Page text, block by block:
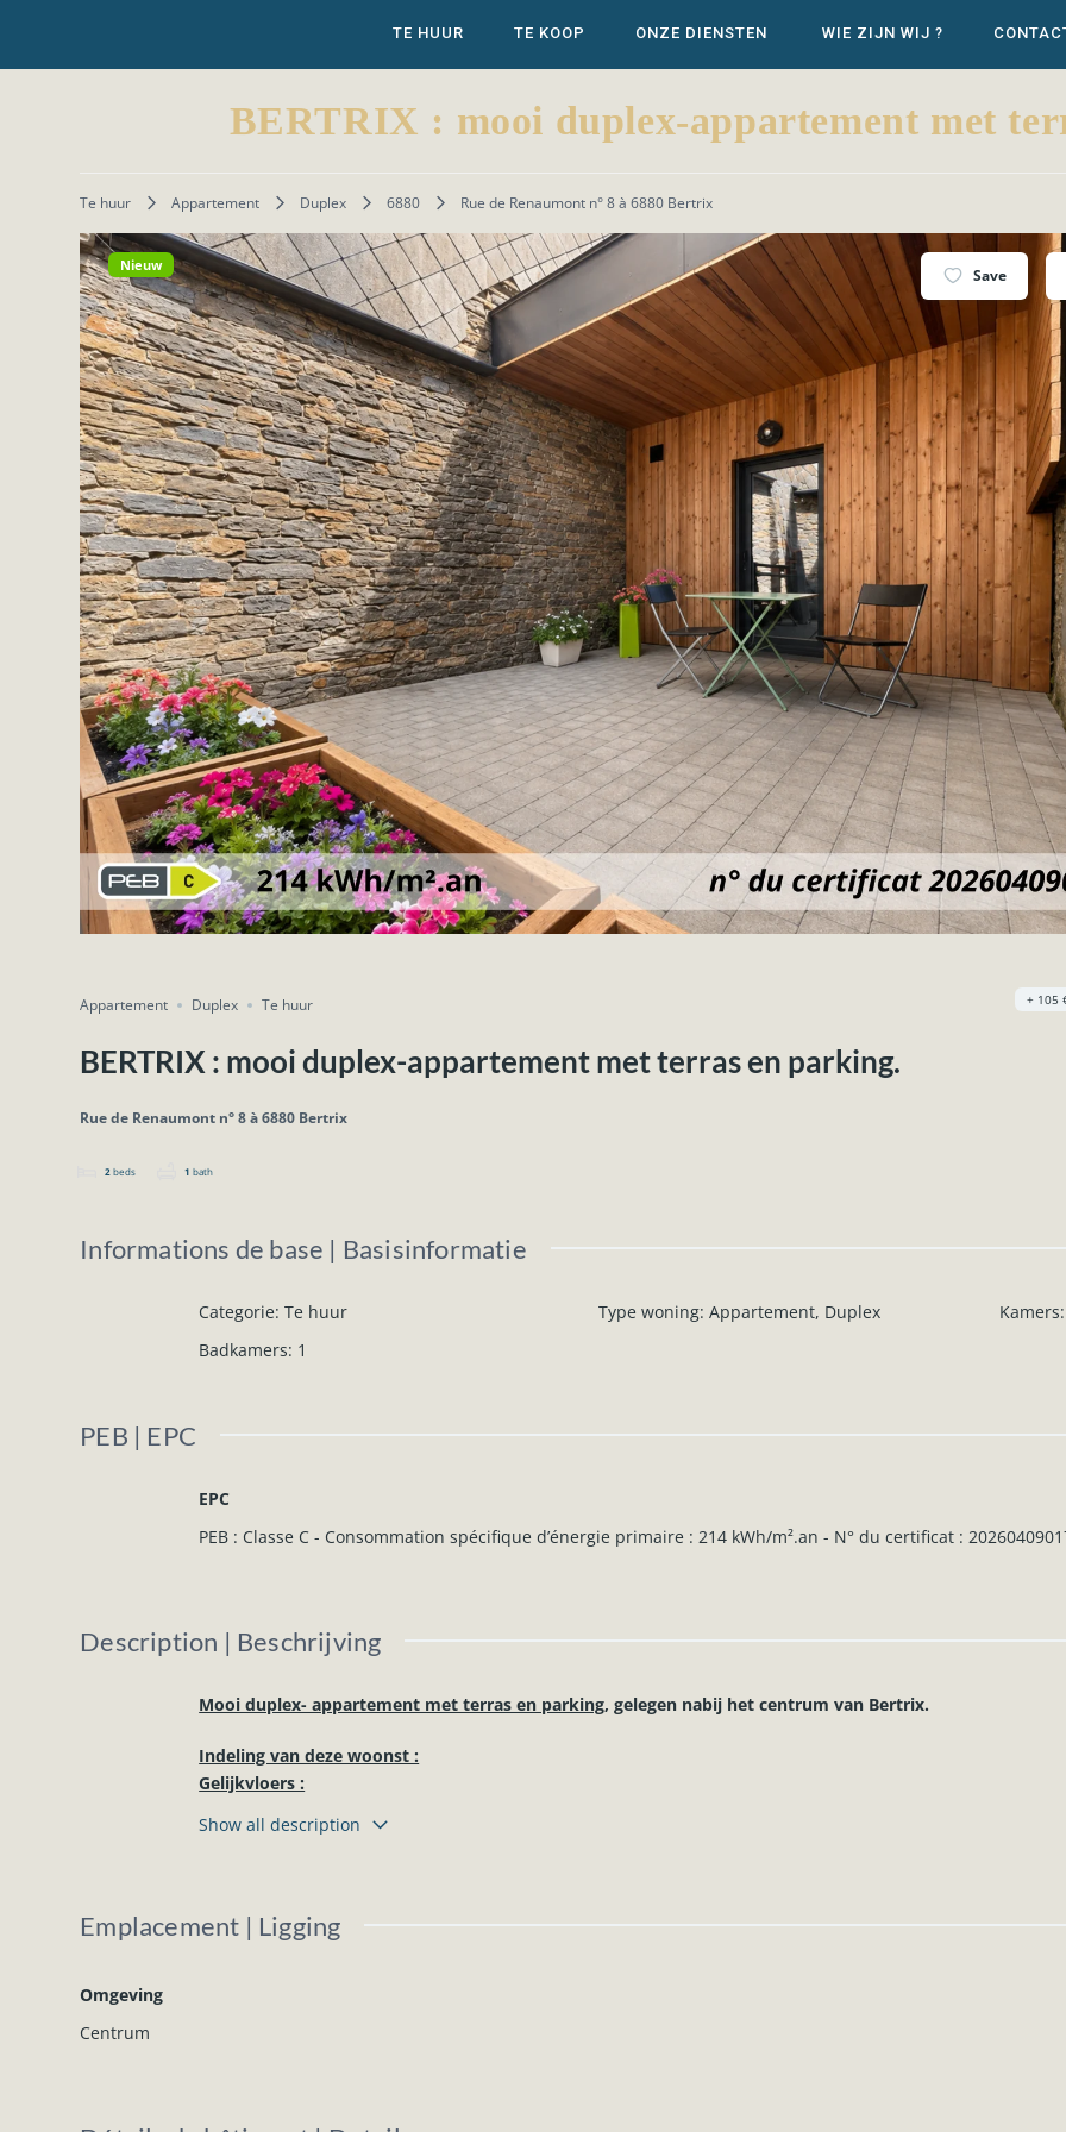
TE HUUR TE KOOP ONZE DIENSTEN WIE ZIJN WIJ ?
BERTRIX : mooi duplex-appartement met
Te huur Appartement Duplex 6880 Rue de Renaumont n° 8 à 6880 Bertrix
Nieuw
Save
Appartement Duplex Te huur
BERTRIX : mooi duplex-appartement met terras en parking.
Rue de Renaumont n° 8 à 6880 Bertrix
2 beds 1 bath
+ 105
Informations de base | Basisinformatie
Categorie: Te huur Type woning: Appartement, Duplex Kamers:
Badkamers: 1
PEB | EPC
EPC
PEB : Classe C - Consommation spécifique d’énergie primaire : 214 kWh/m².an - N° du certificat :
Description | Beschrijving
Mooi duplex- appartement met terras en parking, gelegen nabij het centrum van Bertrix.
Indeling van deze woonst :
Gelijkvloers :
Verdieping :
Enkele bijkomende inlichtingen:
Show all description
Emplacement | Ligging
Omgeving
Centrum